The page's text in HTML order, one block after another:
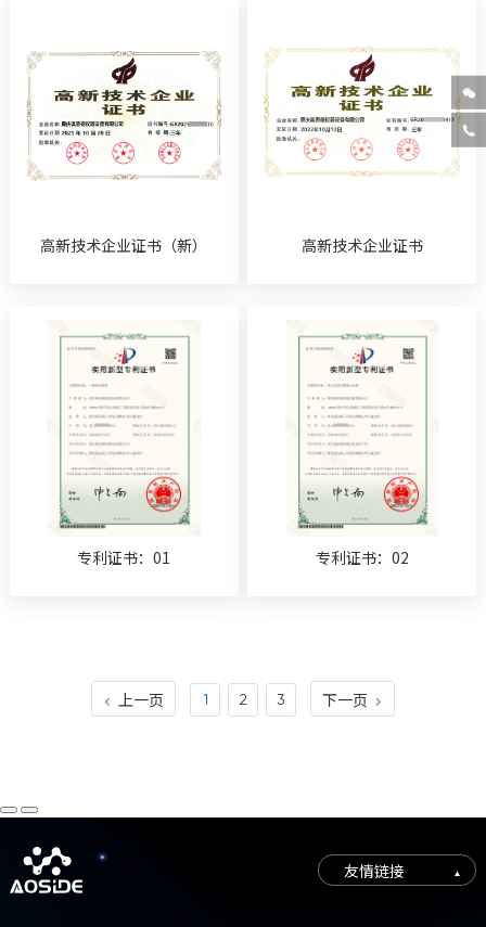
高新技术企业证书（新） 高新技术企业证书
专利证书：01 专利证书：02
 上一页 1 2 3 下一页 


友情链接